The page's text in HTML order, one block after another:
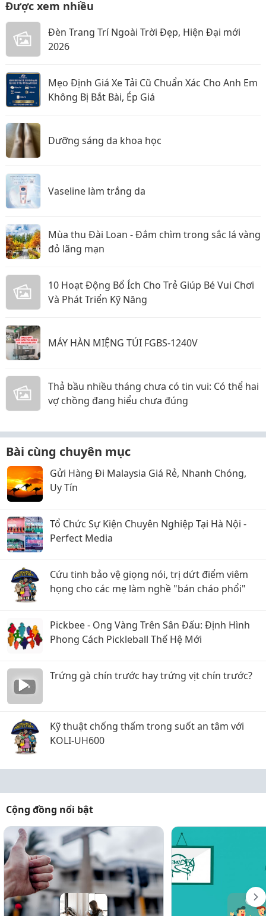
Được xem nhiều
Đèn Trang Trí Ngoài Trời Đẹp, Hiện Đại mới
2026
Mẹo Định Giá Xe Tải Cũ Chuẩn Xác Cho Anh Em
Không Bị Bắt Bài, Ép Giá
Dưỡng sáng da khoa học
Vaseline làm trắng da
Mùa thu Đài Loan - Đắm chìm trong sắc lá vàng
đỏ lãng mạn
10 Hoạt Động Bổ Ích Cho Trẻ Giúp Bé Vui Chơi
Và Phát Triển Kỹ Năng
MÁY HÀN MIỆNG TÚI FGBS-1240V
Thả bầu nhiều tháng chưa có tin vui: Có thể hai
vợ chồng đang hiểu chưa đúng
Bài cùng chuyên mục
Gửi Hàng Đi Malaysia Giá Rẻ, Nhanh Chóng,
Uy Tín
Tổ Chức Sự Kiện Chuyên Nghiệp Tại Hà Nội -
Perfect Media
Cứu tinh bảo vệ giọng nói, trị dứt điểm viêm
họng cho các mẹ làm nghề "bán cháo phổi"
Pickbee - Ong Vàng Trên Sân Đấu: Định Hình
Phong Cách Pickleball Thế Hệ Mới
Trứng gà chín trước hay trứng vịt chín trước?
Kỹ thuật chống thấm trong suốt an tâm với
KOLI-UH600
Cộng đồng nổi bật